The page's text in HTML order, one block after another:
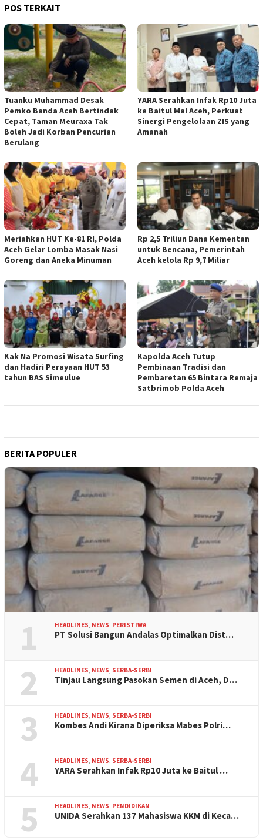
POS TERKAIT
Tuanku Muhammad Desak
Pemko Banda Aceh Bertindak
Cepat, Taman Meuraxa Tak
Boleh Jadi Korban Pencurian
Berulang
YARA Serahkan Infak Rp10 Juta
ke Baitul Mal Aceh, Perkuat
Sinergi Pengelolaan ZIS yang
Amanah
Meriahkan HUT Ke-81 RI, Polda
Aceh Gelar Lomba Masak Nasi
Goreng dan Aneka Minuman
Rp 2,5 Triliun Dana Kementan
untuk Bencana, Pemerintah
Aceh kelola Rp 9,7 Miliar
Kak Na Promosi Wisata Surfing
dan Hadiri Perayaan HUT 53
tahun BAS Simeulue
Kapolda Aceh Tutup
Pembinaan Tradisi dan
Pembaretan 65 Bintara Remaja
Satbrimob Polda Aceh
BERITA POPULER
1 HEADLINES, NEWS, PERISTIWA
PT Solusi Bangun Andalas Optimalkan Dist…
2 HEADLINES, NEWS, SERBA-SERBI
Tinjau Langsung Pasokan Semen di Aceh, D…
3 HEADLINES, NEWS, SERBA-SERBI
Kombes Andi Kirana Diperiksa Mabes Polri…
4 HEADLINES, NEWS, SERBA-SERBI
YARA Serahkan Infak Rp10 Juta ke Baitul …
5 HEADLINES, NEWS, PENDIDIKAN
UNIDA Serahkan 137 Mahasiswa KKM di Keca…